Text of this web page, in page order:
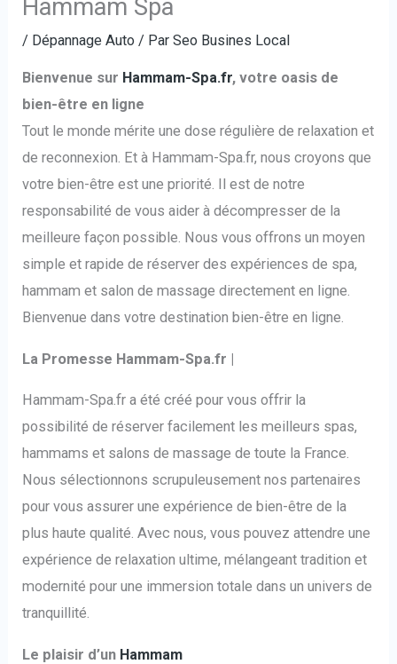
Hammam Spa
/ Dépannage Auto / ParSeo Busines Local
Bienvenue sur Hammam-Spa.fr, votre oasis de
bien-être en ligne
Tout le monde mérite une dose régulière de relaxation et
de reconnexion. Et à Hammam-Spa.fr, nous croyons que
votre bien-être est une priorité. Il est de notre
responsabilité de vous aider à décompresser de la
meilleure façon possible. Nous vous offrons un moyen
simple et rapide de réserver des expériences de spa,
hammam et salon de massage directement en ligne.
Bienvenue dans votre destination bien-être en ligne.
La Promesse Hammam-Spa.fr |
Hammam-Spa.fr a été créé pour vous offrir la
possibilité de réserver facilement les meilleurs spas,
hammams et salons de massage de toute la France.
Nous sélectionnons scrupuleusement nos partenaires
pour vous assurer une expérience de bien-être de la
plus haute qualité. Avec nous, vous pouvez attendre une
expérience de relaxation ultime, mélangeant tradition et
modernité pour une immersion totale dans un univers de
tranquillité.
Le plaisir d’un Hammam